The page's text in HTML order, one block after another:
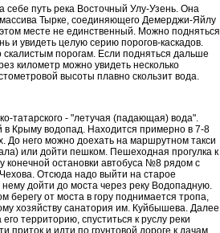
путь река Восточный Улу-Узень. Она
Тырке, соединяющего Демерджи-Яйлу
месте не единственный. Можно подняться
и увидеть целую серию порогов-каскадов.
скалистым порогам. Если подняться дальше
километр можно увидеть несколько
высоты плавно скользит вода.
татарского - "летучая (падающая) вода".
Крыму водопад. Находится примерно в 7-8
До него можно доехать на маршрутном такси
или дойти пешком. Пешеходная прогулка к
конечной остановки автобуса №8 рядом с
Отсюда надо выйти на старое
дойти до моста через реку Водопадную.
берегу от моста в гору поднимается тропа,
хозяйству санатория им. Куйбышева. Далее
территорию, спуститься к руслу реки
приток и идти по грунтовой дороге к дачам